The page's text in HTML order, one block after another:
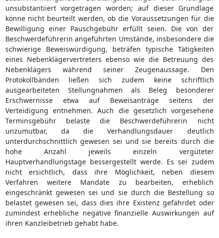
unsubstantiiert vorgetragen worden; auf dieser Grundlage
könne nicht beurteilt werden, ob die Voraussetzungen für die
Bewilligung einer Pauschgebühr erfüllt seien. Die von der
Beschwerdeführerin angeführten Umstände, insbesondere die
schwierige Beweiswürdigung, beträfen typische Tätigkeiten
eines Nebenklägervertreters ebenso wie die Betreuung des
Nebenklägers während seiner Zeugenaussage. Den
Protokollbänden ließen sich zudem keine schriftlich
ausgearbeiteten Stellungnahmen als Beleg besonderer
Erschwernisse etwa auf Beweisanträge seitens der
Verteidigung entnehmen. Auch die gesetzlich vorgesehene
Terminsgebühr belaste die Beschwerdeführerin nicht
unzumutbar, da die Verhandlungsdauer deutlich
unterdurchschnittlich gewesen sei und sie bereits durch die
hohe Anzahl jeweils einzeln vergüteter
Hauptverhandlungstage bessergestellt werde. Es sei zudem
nicht ersichtlich, dass ihre Möglichkeit, neben diesem
Verfahren weitere Mandate zu bearbeiten, erheblich
eingeschränkt gewesen sei und sie durch die Bestellung so
belastet gewesen sei, dass dies ihre Existenz gefährdet oder
zumindest erhebliche negative finanzielle Auswirkungen auf
ihren Kanzleibetrieb gehabt habe.